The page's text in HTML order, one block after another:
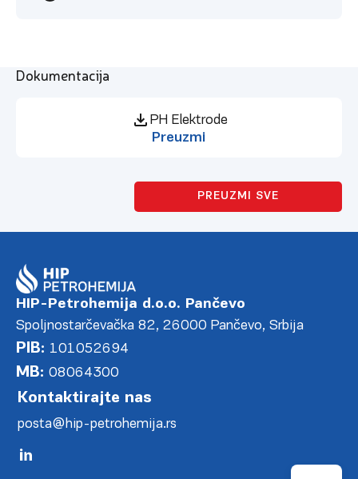
Dokumentacija
PH Elektrode
Preuzmi
PREUZMI SVE
HIP-Petrohemija d.o.o. Pančevo
Spoljnostarčevačka 82, 26000 Pančevo, Srbija
PIB: 101052694
MB: 08064300
Kontaktirajte nas
posta@hip-petrohemija.rs